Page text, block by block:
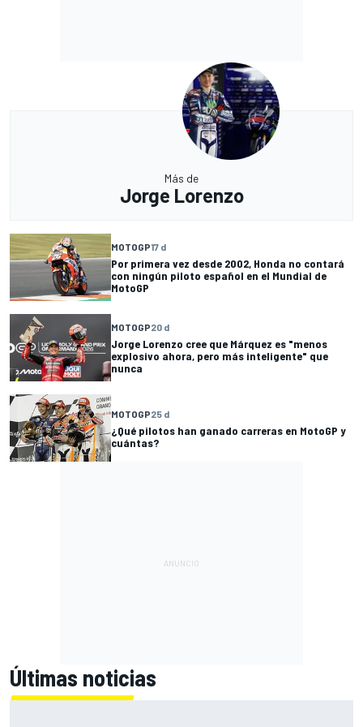
Más de
Jorge Lorenzo
MOTOGP17 d
Por primera vez desde 2002, Honda no contará
con ningún piloto español en el Mundial de
MotoGP
MOTOGP20 d
Jorge Lorenzo cree que Márquez es "menos
explosivo ahora, pero más inteligente" que
nunca
MOTOGP25 d
¿Qué pilotos han ganado carreras en MotoGP y
cuántas?
Últimas noticias